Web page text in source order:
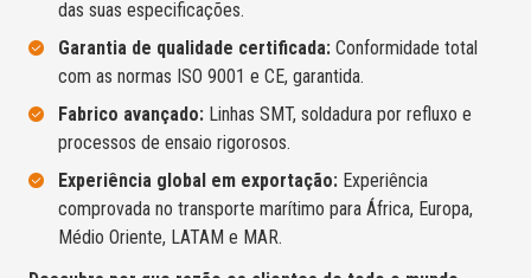
das suas especificações.
Garantia de qualidade certificada: Conformidade total
com as normas ISO 9001 e CE, garantida.
Fabrico avançado: Linhas SMT, soldadura por refluxo e
processos de ensaio rigorosos.
Experiência global em exportação: Experiência
comprovada no transporte marítimo para África, Europa,
Médio Oriente, LATAM e MAR.